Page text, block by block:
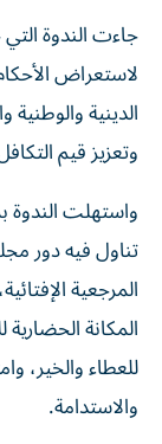
جاءت الندوة
لاستعراض الأحكام
الدينية
وتعزيز قيم
واستهلت الندوة
تناول فيه دور
المرجعية
المكانة الحضارية
للعطاء والخير،
والاستدامة.